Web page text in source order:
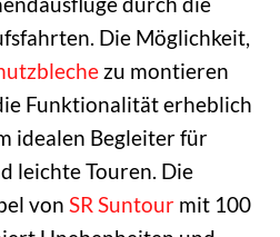
Die Möglichkeit,
zu montieren
Funktionalität erheblich
idealen Begleiter für
leichte Touren. Die
von SR Suntour mit 100